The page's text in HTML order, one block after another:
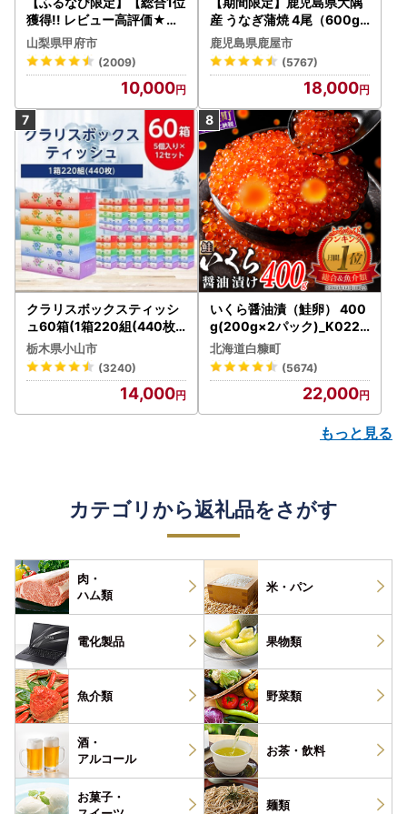
獲得!! レビュー高評価★】
〈2026年度配送分〉山梨
県産 シャインマスカット 2
～3房（1.0kg以上）シャイ
ン フルーツ FN-Limited-S
P
山梨県甲府市
(2009)
10,000
産 うなぎ蒲焼 4尾（600g
） KN007-004-04-cp18
うなぎ 鰻 魚 惣菜 総菜
鹿児島県鹿屋市
(5767)
18,000
クラリスボックスティッシ
ュ60箱(1箱220組(440枚))
(5個入り×12セット)【配送
不可地域：離島・沖縄県】
【1256759】
栃木県小山市
(3240)
14,000
いくら醤油漬（鮭卵） 400
g(200g×2パック)_K022-
1676
北海道白糠町
(5674)
22,000
もっと見る
カテゴリから返礼品をさがす
肉・
ハム類
米・パン
電化製品 果物類
魚介類 野菜類
酒・
アルコール
お茶・ 飲料
お菓子・
麺類